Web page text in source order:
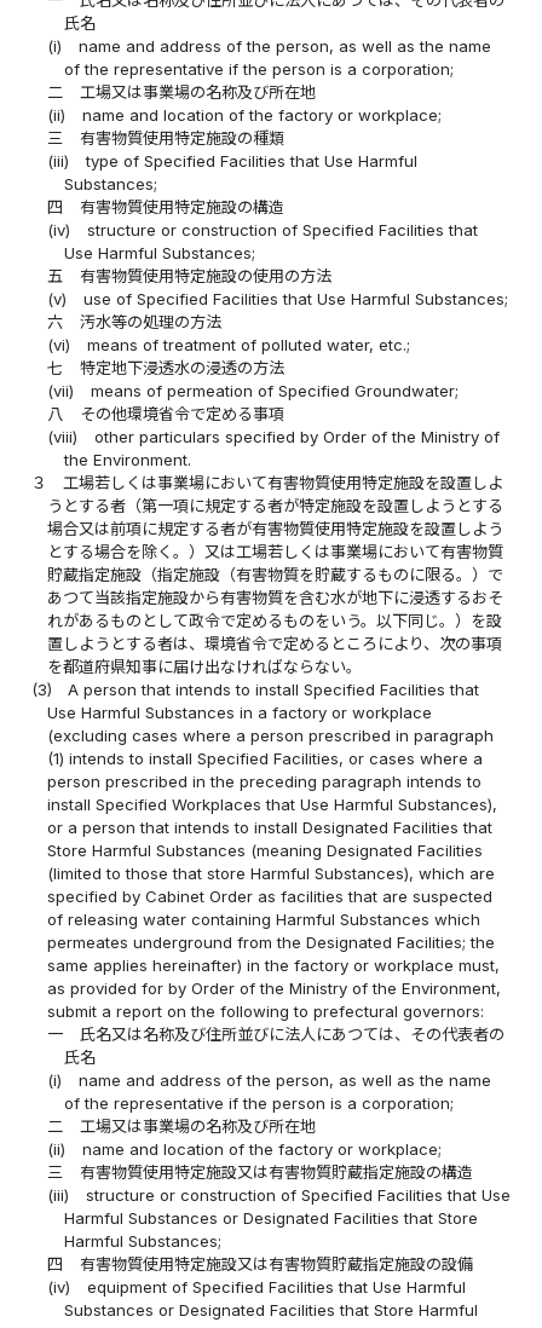
氏名
(i)
name and address of the person, as well as the name
of the representative if the person is a corporation;
二
工場又は事業場の名称及び所在地
(ii)
name and location of the factory or workplace;
三
有害物質使用特定施設の種類
(iii)
type of Specified Facilities that Use Harmful
Substances;
四
有害物質使用特定施設の構造
(iv)
structure or construction of Specified Facilities that
Use Harmful Substances;
五
有害物質使用特定施設の使用の方法
(v)
use of Specified Facilities that Use Harmful Substances;
六
汚水等の処理の方法
(vi)
means of treatment of polluted water, etc.;
七
特定地下浸透水の浸透の方法
(vii)
means of permeation of Specified Groundwater;
八
その他環境省令で定める事項
(viii)
other particulars specified by Order of the Ministry of
the Environment.
３
工場若しくは事業場において有害物質使用特定施設を設置しよ
うとする者（第一項に規定する者が特定施設を設置しようとする
場合又は前項に規定する者が有害物質使用特定施設を設置しよう
とする場合を除く。）又は工場若しくは事業場において有害物質
貯蔵指定施設（指定施設（有害物質を貯蔵するものに限る。）で
あつて当該指定施設から有害物質を含む水が地下に浸透するおそ
れがあるものとして政令で定めるものをいう。以下同じ。）を設
置しようとする者は、環境省令で定めるところにより、次の事項
を都道府県知事に届け出なければならない。
(3)
A person that intends to install Specified Facilities that
Use Harmful Substances in a factory or workplace
(excluding cases where a person prescribed in paragraph
(1) intends to install Specified Facilities, or cases where a
person prescribed in the preceding paragraph intends to
install Specified Workplaces that Use Harmful Substances),
or a person that intends to install Designated Facilities that
Store Harmful Substances (meaning Designated Facilities
(limited to those that store Harmful Substances), which are
specified by Cabinet Order as facilities that are suspected
of releasing water containing Harmful Substances which
permeates underground from the Designated Facilities; the
same applies hereinafter) in the factory or workplace must,
as provided for by Order of the Ministry of the Environment,
submit a report on the following to prefectural governors:
一
氏名又は名称及び住所並びに法人にあつては、その代表者の
氏名
(i)
name and address of the person, as well as the name
of the representative if the person is a corporation;
二
工場又は事業場の名称及び所在地
(ii)
name and location of the factory or workplace;
三
有害物質使用特定施設又は有害物質貯蔵指定施設の構造
(iii)
structure or construction of Specified Facilities that Use
Harmful Substances or Designated Facilities that Store
Harmful Substances;
四
有害物質使用特定施設又は有害物質貯蔵指定施設の設備
(iv)
equipment of Specified Facilities that Use Harmful
Substances or Designated Facilities that Store Harmful